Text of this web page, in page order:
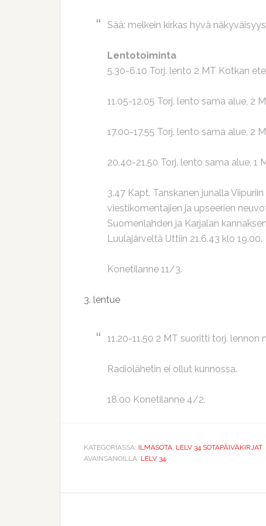
Sää: melkein kirkas hyvä
Lentotoiminta
5.30-6.10 Torj. lento 2 MT Kotkan
11.05-12.05 Torj. lento sama alue, 2
17.00-17.55 Torj. lento sama alue, 2
20.40-21.50 Torj. lento sama alue, 1
3.47 Kapt. Tanskanen junalla
viestikomentajien ja upseerien
Suomenlahden ja Karjalan
Luulajärveltä Uttiin 21.6.43 klo 19.00.
Konetilanne 11/3.
3. lentue
11.20-11.50 2 MT suoritti torj.
Radiolähetin ei ollut kunnossa.
18.00 Konetilanne 4/2.
KATEGORIASSA: ILMASOTA, LELV 34 SOTAPÄIVÄKIRJAT
AVAINSANOILLA: LELV 34